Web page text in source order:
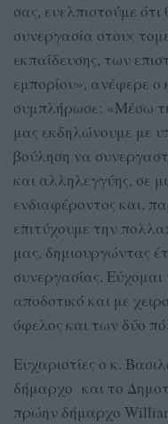
σας, ευελπιστούμε
συνεργασία στους
εκπαίδευσης, των
εμπορίου», ανέφερε ο
συμπλήρωσε: «Μέσω
μας εκδηλώνουμε με
βούληση να
και αλληλεγγύης, σε
ενδιαφέροντος και,
επιτύχουμε την
μας, δημιουργώντας
συνεργασίας.
αποδοτικό και με
όφελος και των δύο
Ευχαριστίες ο κ.
δήμαρχο και το
πρώην δήμαρχο